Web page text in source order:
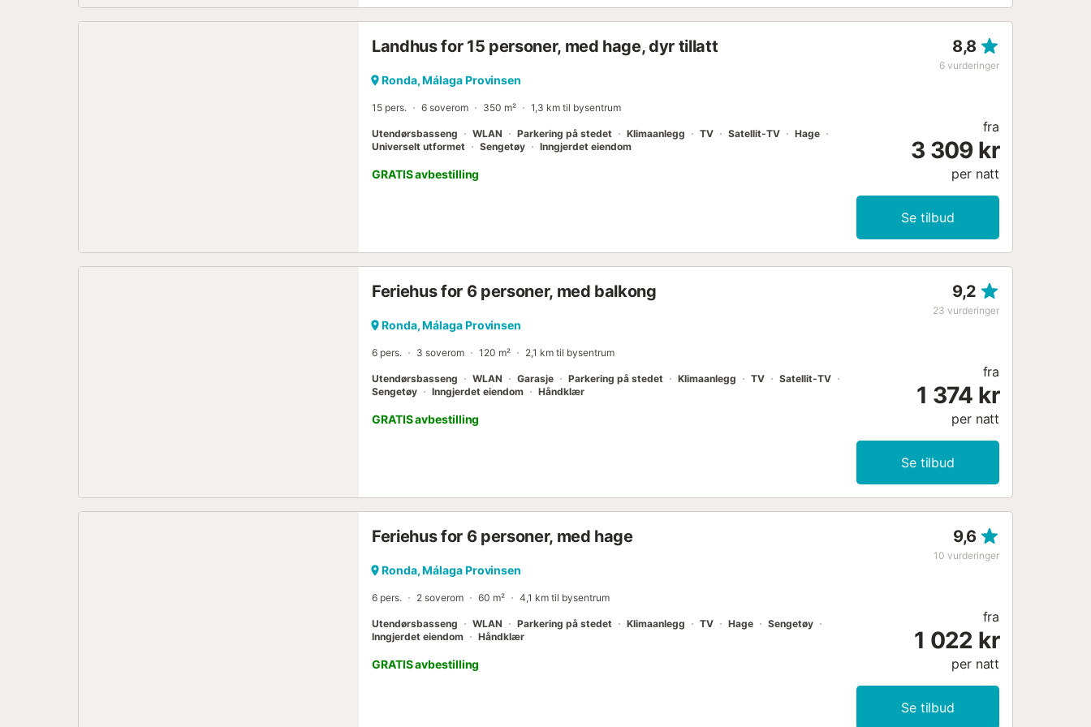
Landhus for 15 personer, med hage, dyr tillatt 8,8
6 vurderinger
Ronda, Málaga Provinsen
15 pers. 6 soverom 350 m² 1,3 km til bysentrum
Utendørsbasseng WLAN Parkering på stedet Klimaanlegg TV Satellit-TV
Hage
Universelt utformet
Sengetøy Inngjerdet eiendom
GRATIS avbestilling
fra
3 309 kr
per natt
Se tilbud
Feriehus for 6 personer, med balkong 9,2
23 vurderinger
Ronda, Málaga Provinsen
6 pers. 3 soverom 120 m² 2,1 km til bysentrum
Utendørsbasseng WLAN Garasje Parkering på stedet Klimaanlegg TV
Satellit-TV
Sengetøy
Inngjerdet eiendom Håndklær
GRATIS avbestilling
fra
1 374 kr
per natt
Se tilbud
Feriehus for 6 personer, med hage 9,6
10 vurderinger
Ronda, Málaga Provinsen
6 pers. 2 soverom 60 m² 4,1 km til bysentrum
Utendørsbasseng WLAN Parkering på stedet Klimaanlegg TV Hage
Sengetøy
Inngjerdet eiendom
Håndklær
GRATIS avbestilling
fra
1 022 kr
per natt
Se tilbud